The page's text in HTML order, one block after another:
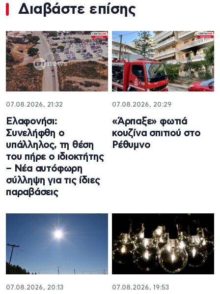
Διαβάστε επίσης
07.08.2026, 21:32
Ελαφονήσι:
Συνελήφθη ο
υπάλληλος, τη θέση
του πήρε ο ιδιοκτήτης
– Νέα αυτόφωρη
σύλληψη για τις ίδιες
παραβάσεις
07.08.2026, 20:29
«Άρπαξε» φωτιά
κουζίνα σπιτιού στο
Ρέθυμνο
07.08.2026, 20:13 07.08.2026, 19:53